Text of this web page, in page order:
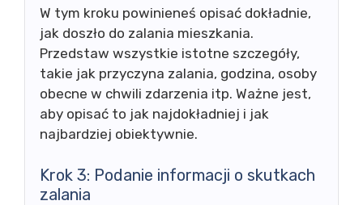
W tym kroku powinieneś opisać dokładnie,
jak doszło do zalania mieszkania.
Przedstaw wszystkie istotne szczegóły,
takie jak przyczyna zalania, godzina, osoby
obecne w chwili zdarzenia itp. Ważne jest,
aby opisać to jak najdokładniej i jak
najbardziej obiektywnie.
Krok 3: Podanie informacji o skutkach
zalania